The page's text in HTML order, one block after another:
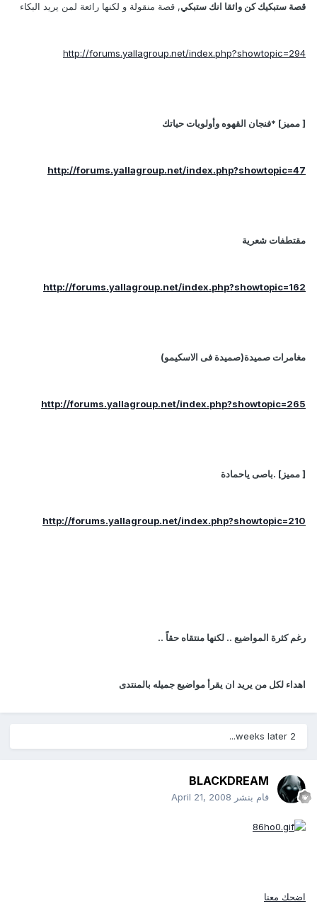
قصة ستبكيك كن وائقا انك ستبكي, قصة منقولة و لكنها رائعة لمن يريد البكاء
http://forums.yallagroup.net/index.php?showtopic=294
[ مميز] *فنجان القهوه وأولويات حياتك
http://forums.yallagroup.net/index.php?showtopic=47
مقتطفات شعرية
http://forums.yallagroup.net/index.php?showtopic=162
مغامرات صميدة(صميدة فى الاسكيمو)
http://forums.yallagroup.net/index.php?showtopic=265
[ مميز] .باصى ياحمادة
http://forums.yallagroup.net/index.php?showtopic=210
رغم كثرة المواضيع .. لكنها منتقاه حقاً ..
اهداء لكل من يريد ان يقرأ مواضيع جميله بالمنتدى
2 weeks later...
BLACKDREAM
قام بنشر April 21, 2008
اضحك معنا